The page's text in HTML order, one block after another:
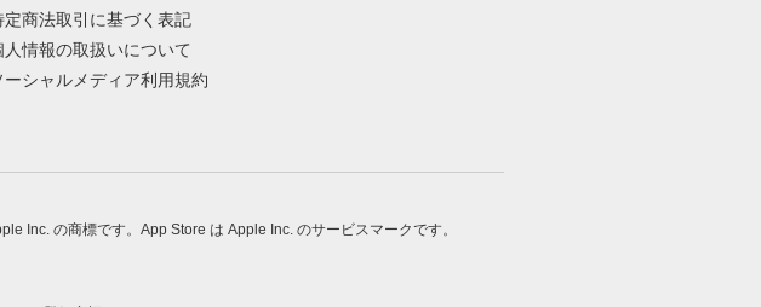
定商法取引に基づく表記
人情報の取扱いについて
ーシャルメディア利用規約
Inc. の商標です。App Store は Apple Inc. のサービスマークです。